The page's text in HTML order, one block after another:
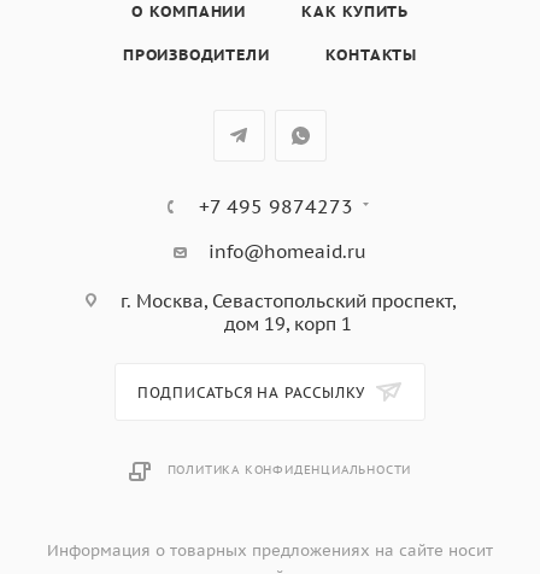
в комплекте: глубокий противень и хромированная
О КОМПАНИИ КАК КУПИТЬ
ПРОИЗВОДИТЕЛИ КОНТАКТЫ
+7 495 9874273
info@homeaid.ru
г. Москва, Севастопольский проспект,
дом 19, корп 1
ПОДПИСАТЬСЯ НА РАССЫЛКУ
ПОЛИТИКА КОНФИДЕНЦИАЛЬНОСТИ
Информация о товарных предложениях на сайте носит